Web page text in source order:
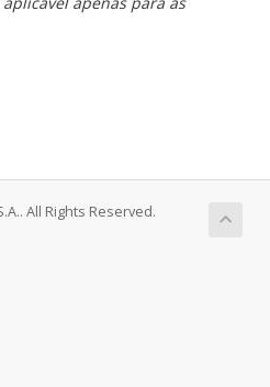
All Rights Reserved.